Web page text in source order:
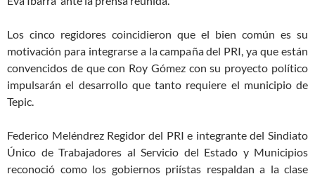
Los cinco regidores coincidieron que el bien común es su
motivación para integrarse a la campaña del PRI, ya que están
convencidos de que con Roy Gómez con su proyecto político
impulsarán el desarrollo que tanto requiere el municipio de
Tepic.
Federico Meléndrez Regidor del PRI e integrante del Sindiato
Único de Trabajadores al Servicio del Estado y Municipios
reconoció como los gobiernos priístas respaldan a la clase